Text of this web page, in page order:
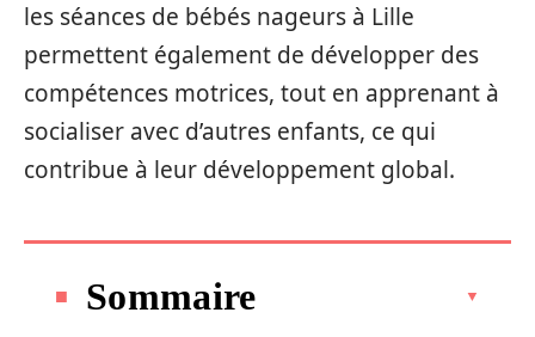
les séances de bébés nageurs à Lille
permettent également de développer des
compétences motrices, tout en apprenant à
socialiser avec d’autres enfants, ce qui
contribue à leur développement global.
Sommaire